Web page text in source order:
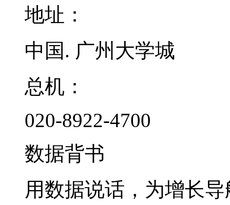
地址：
中国. 广州大学城
总机：
020-8922-4700
数据背书
用数据说话，为增长导